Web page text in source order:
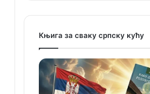
Књига за сваку српску кућу